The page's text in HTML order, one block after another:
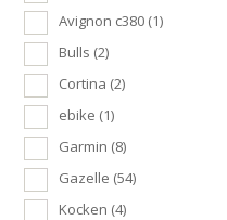
Avignon c380 (1)
Bulls (2)
Cortina (2)
ebike (1)
Garmin (8)
Gazelle (54)
Kocken (4)